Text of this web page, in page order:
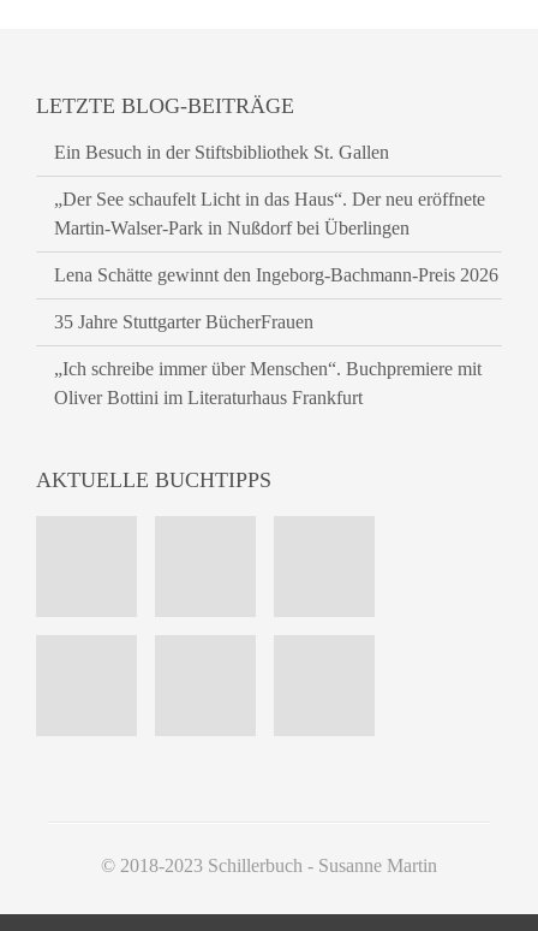
LETZTE BLOG-BEITRÄGE
Ein Besuch in der Stiftsbibliothek St. Gallen
„Der See schaufelt Licht in das Haus“. Der neu eröffnete
Martin-Walser-Park in Nußdorf bei Überlingen
Lena Schätte gewinnt den Ingeborg-Bachmann-Preis 2026
35 Jahre Stuttgarter BücherFrauen
„Ich schreibe immer über Menschen“. Buchpremiere mit
Oliver Bottini im Literaturhaus Frankfurt
AKTUELLE BUCHTIPPS
© 2018-2023 Schillerbuch - Susanne Martin